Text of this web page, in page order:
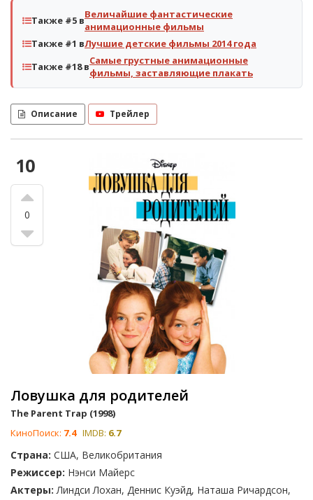
Также #5 вВеличайшие фантастические
анимационные фильмы
Также #1 вЛучшие детские фильмы 2014 года
Также #18 вСамые грустные анимационные
фильмы, заставляющие плакать
Описание Трейлер
10
0
Ловушка для родителей
The Parent Trap (1998)
КиноПоиск: 7.4 IMDB: 6.7
Страна: США, Великобритания
Режиссер: Нэнси Майерс
Актеры: Линдси Лохан, Деннис Куэйд, Наташа Ричардсон,